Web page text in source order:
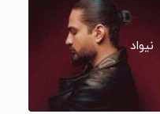
نیواد